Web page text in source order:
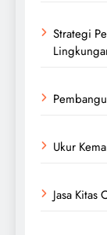
Strategi
Ukur
Jasa Kitas